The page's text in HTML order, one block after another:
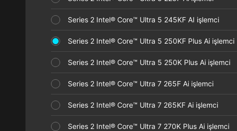
Series 2 Intel® Core™ Ultra 5 245KF AI işlemci
Series 2 Intel® Core™ Ultra 5 250KF Plus Ai işlemci
Series 2 Intel® Core™ Ultra 5 250K Plus Ai işlemci
Series 2 Intel® Core™ Ultra 7 265F Ai işlemci
Series 2 Intel® Core™ Ultra 7 265KF Ai işlemci
Series 2 Intel® Core™ Ultra 7 270K Plus Ai işlemci